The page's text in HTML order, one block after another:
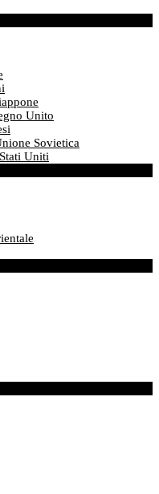
Unito
Sovietica
Uniti